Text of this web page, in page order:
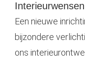
Interieurwensen
Een nieuwe
bijzondere
ons